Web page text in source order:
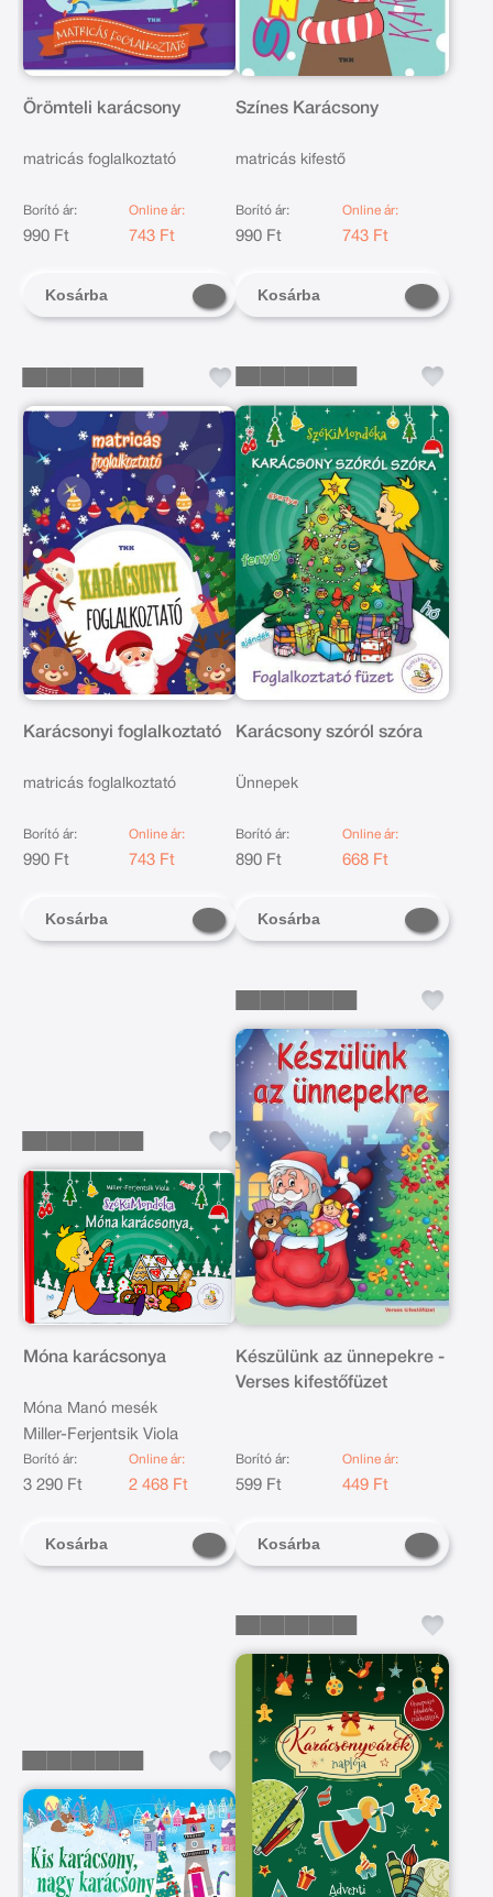
Örömteli karácsony
matricás foglalkoztató
Borító ár:
990 Ft
Online ár:
743 Ft
Kosárba
Színes Karácsony
matricás kifestő
Borító ár:
990 Ft
Online ár:
743 Ft
Kosárba
Karácsonyi foglalkoztató
matricás foglalkoztató
Borító ár:
990 Ft
Online ár:
743 Ft
Kosárba
Karácsony szóról szóra
Ünnepek
Borító ár:
890 Ft
Online ár:
668 Ft
Kosárba
Móna karácsonya
Móna Manó mesék
Miller-Ferjentsik Viola
Borító ár:
3 290 Ft
Online ár:
2 468 Ft
Kosárba
Készülünk az ünnepekre -
Verses kifestőfüzet
Borító ár:
599 Ft
Online ár:
449 Ft
Kosárba